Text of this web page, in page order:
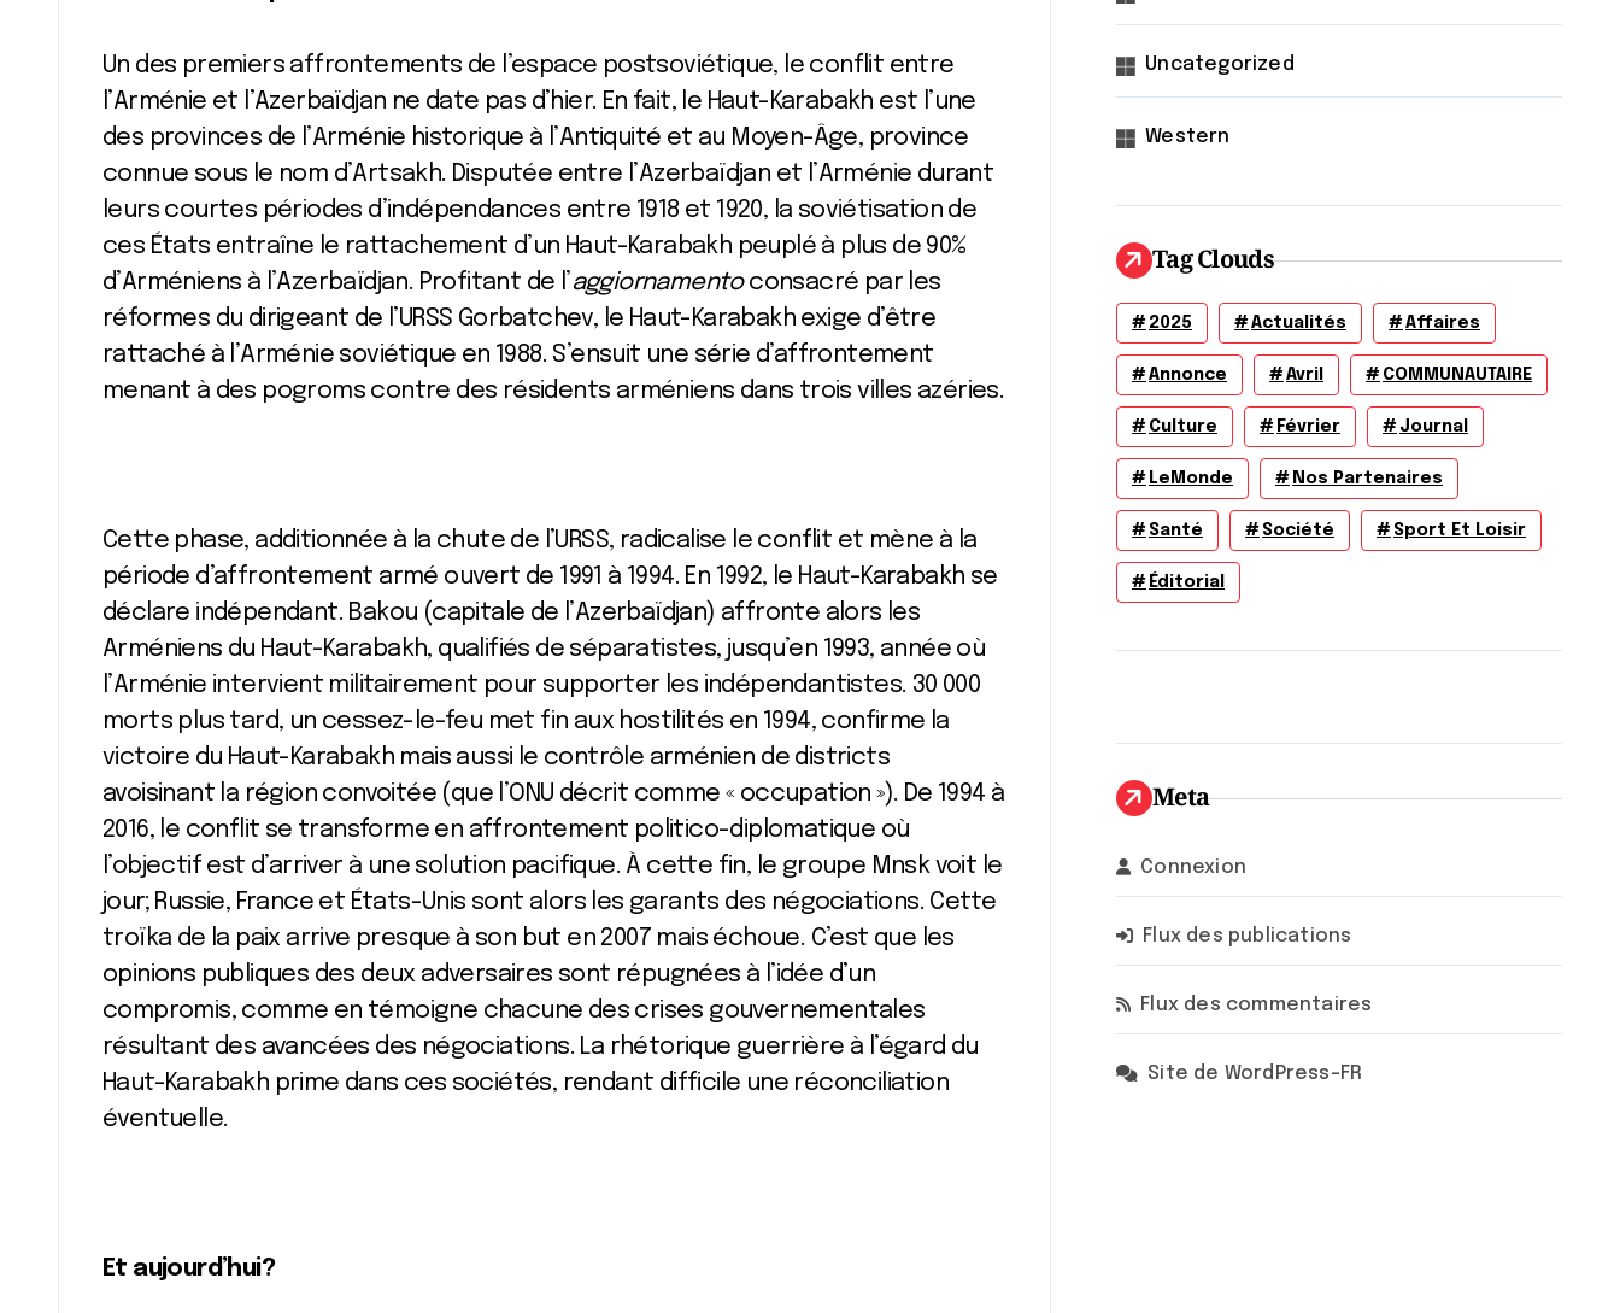
Un des premiers affrontements de l’espace postsoviétique, le conflit entre
l’Arménie et l’Azerbaïdjan ne date pas d’hier. En fait, le Haut-Karabakh est l’une
des provinces de l’Arménie historique à l’Antiquité et au Moyen-Âge, province
connue sous le nom d’Artsakh. Disputée entre l’Azerbaïdjan et l’Arménie durant
leurs courtes périodes d’indépendances entre 1918 et 1920, la soviétisation de
ces États entraîne le rattachement d’un Haut-Karabakh peuplé à plus de 90%
d’Arméniens à l’Azerbaïdjan. Profitant de l’aggiornamentoconsacré par les
réformes du dirigeant de l’URSS Gorbatchev, le Haut-Karabakh exige d’être
rattaché à l’Arménie soviétique en 1988. S’ensuit une série d’affrontement
menant à des pogroms contre des résidents arméniens dans trois villes azéries.
Cette phase, additionnée à la chute de l’URSS, radicalise le conflit et mène à la
période d’affrontement armé ouvert de 1991 à 1994. En 1992, le Haut-Karabakh se
déclare indépendant. Bakou (capitale de l’Azerbaïdjan) affronte alors les
Arméniens du Haut-Karabakh, qualifiés de séparatistes, jusqu’en 1993, année où
l’Arménie intervient militairement pour supporter les indépendantistes. 30 000
morts plus tard, un cessez-le-feu met fin aux hostilités en 1994, confirme la
victoire du Haut-Karabakh mais aussi le contrôle arménien de districts
avoisinant la région convoitée (que l’ONU décrit comme « occupation »). De 1994 à
2016, le conflit se transforme en affrontement politico-diplomatique où
l’objectif est d’arriver à une solution pacifique. À cette fin, le groupe Mnsk voit le
jour; Russie, France et États-Unis sont alors les garants des négociations. Cette
troïka de la paix arrive presque à son but en 2007 mais échoue. C’est que les
opinions publiques des deux adversaires sont répugnées à l’idée d’un
compromis, comme en témoigne chacune des crises gouvernementales
résultant des avancées des négociations. La rhétorique guerrière à l’égard du
Haut-Karabakh prime dans ces sociétés, rendant difficile une réconciliation
éventuelle.
Et aujourd’hui?
Uncategorized
Western
Tag Clouds
2025 Actualités Affaires
Annonce Avril COMMUNAUTAIRE
Culture Février Journal
LeMonde Nos Partenaires
Santé Société Sport Et Loisir
Éditorial
Meta
Connexion
Flux des publications
Flux des commentaires
Site de WordPress-FR